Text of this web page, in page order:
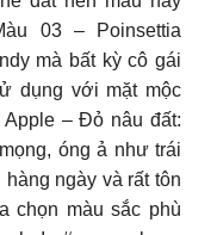
03 – Poinsettia
mà bất kỳ cô gái
dụng với mặt mộc
Apple – Đỏ nâu đất:
óng ả như trái
ngày và rất tôn
chọn màu sắc phù